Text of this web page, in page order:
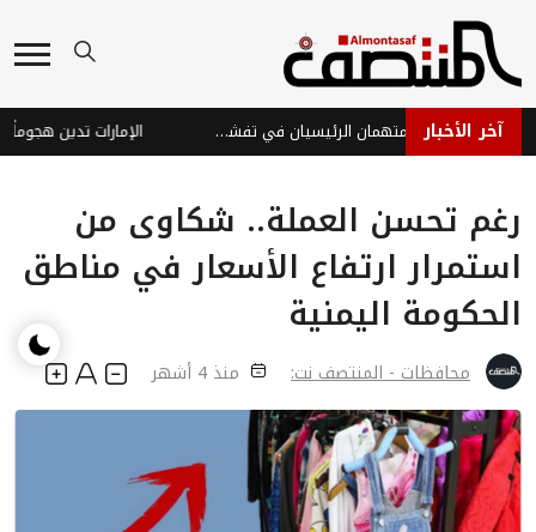
آخر الأخبار الفراولة والتوت.. هل هما المتهمان الرئيسيان في تفشي عدوى "السيكلوسبورا"؟
رغم تحسن العملة.. شكاوى من
استمرار ارتفاع الأسعار في مناطق
الحكومة اليمنية
محافظات - المنتصف نت: منذ 4 أشهر